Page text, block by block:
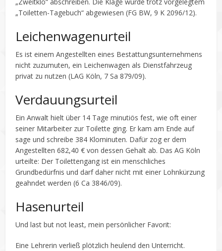
„Zweitklo“ abschreiben. Die Klage wurde trotz vorgelegtem
„Toiletten-Tagebuch“ abgewiesen (FG BW, 9 K 2096/12).
Leichenwagenurteil
Es ist einem Angestellten eines Bestattungsunternehmens
nicht zuzumuten, ein Leichenwagen als Dienstfahrzeug
privat zu nutzen (LAG Köln, 7 Sa 879/09).
Verdauungsurteil
Ein Anwalt hielt über 14 Tage minutiös fest, wie oft einer
seiner Mitarbeiter zur Toilette ging. Er kam am Ende auf
sage und schreibe 384 Klominuten. Dafür zog er dem
Angestellten 682,40 € von dessen Gehalt ab. Das AG Köln
urteilte: Der Toilettengang ist ein menschliches
Grundbedürfnis und darf daher nicht mit einer Lohnkürzung
geahndet werden (6 Ca 3846/09).
Hasenurteil
Und last but not least, mein persönlicher Favorit:
Eine Lehrerin verließ plötzlich heulend den Unterricht.